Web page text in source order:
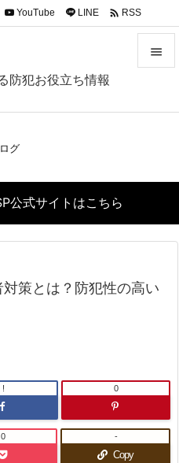
防犯お役立ち情報

前へ
次へ
YouTube LINE  RSS
グ
公式サイトはこちら
策とは？防犯性の高い
! 0
0
Copy
-